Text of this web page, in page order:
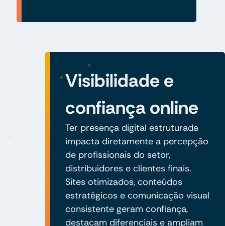
Visibilidade e
confiança online
Ter presença digital estruturada
impacta diretamente a percepção
de profissionais do setor,
distribuidores e clientes finais.
Sites otimizados, conteúdos
estratégicos e comunicação visual
consistente geram confiança,
destacam diferenciais e ampliam